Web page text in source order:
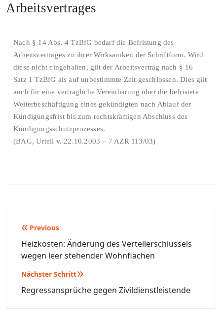
Arbeitsvertrages
Nach § 14 Abs. 4 TzBfG bedarf die Befristung des
Arbeitsvertrages zu ihrer Wirksamkeit der Schriftform. Wird
diese nicht eingehalten, gilt der Arbeitsvertrag nach § 16
Satz 1 TzBfG als auf unbestimmte Zeit geschlossen. Dies gilt
auch für eine vertragliche Vereinbarung über die befristete
Weiterbeschäftigung eines gekündigten nach Ablauf der
Kündigungsfrist bis zum rechtskräftigen Abschluss des
Kündigungsschutzprozesses.
(BAG, Urteil v. 22.10.2003 – 7 AZR 113/03)
Beitragsnavigation
Previous
Heizkosten: Änderung des Verteilerschlüssels
wegen leer stehender Wohnflächen
Nächster Schritt
Regressansprüche gegen Zivildienstleistende